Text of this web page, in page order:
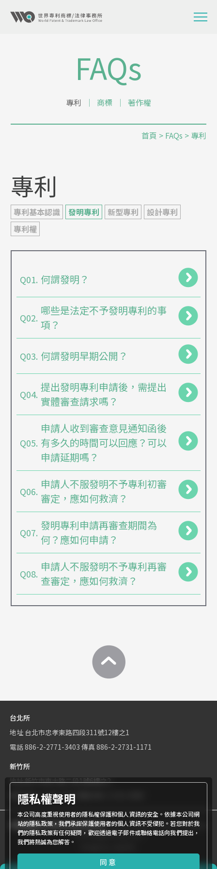
FAQs
專利 │ 商標 │ 著作權
首頁 > FAQs > 專利
專利
專利基本認識 發明專利 新型專利
設計專利
專利權
Q01. 何謂發明？
Q02.
哪些是法定不予發明專利的事
項？
Q03. 何謂發明早期公開？
Q04.
提出發明專利申請後，需提出
實體審查請求嗎？
Q05.
申請人收到審查意見通知函後
有多久的時間可以回應？可以
申請延期嗎？
Q06.
申請人不服發明不予專利初審
審定，應如何救濟？
Q07.
發明專利申請再審查期間為
何？應如何申請？
Q08.
申請人不服發明不予專利再審
查審定，應如何救濟？
台北所
地址 台北市忠孝東路四段311號12樓之1
電話886-2-2771-3403 傳真 886-2-2731-1171
新竹所
地址新竹市東大路二段1號6樓之2
電話886-3-534-9161
商標權屬世界專利有限公司所有© World Patent Limited Company
Inc All Rights Reserved.
隱私權聲明
本公司高度重視使用者的隱私權保護和個人資訊的安全。依據本公司網
站的隱私政策，我們承諾保護使用者的個人資訊不受侵犯。若您對於我
們的隱私政策有任何疑問，歡迎透過電子郵件或聯絡電話向我們提出，
我們將熱誠為您解答。
同意